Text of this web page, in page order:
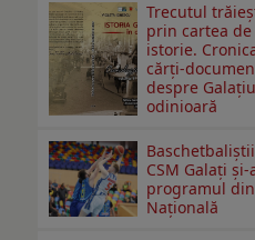
Trecutul
prin cartea de
istorie.
cărți-
despre
odinioară
CSM Galați
programul
Națională